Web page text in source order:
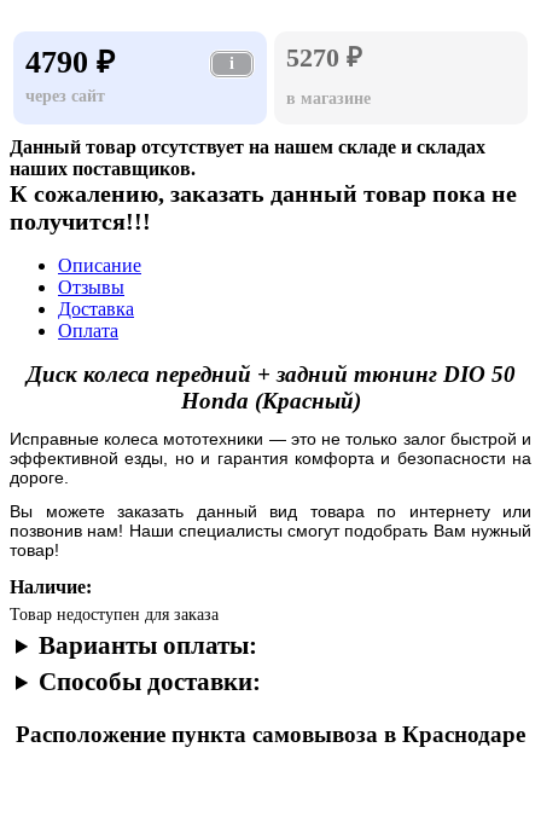
4790 ₽
i
через сайт
5270 ₽
в магазине
Данный товар отсутствует на нашем складе и складах
наших поставщиков.
К сожалению, заказать данный товар пока не
получится!!!
Описание
Отзывы
Доставка
Оплата
Диск колеса передний + задний тюнинг DIO 50
Honda (Красный)
Исправные колеса мототехники — это не только залог быстрой и
эффективной езды, но и гарантия комфорта и безопасности на
дороге.
Вы можете заказать данный вид товара по интернету или
позвонив нам! Наши специалисты смогут подобрать Вам нужный
товар!
Наличие:
Товар недоступен для заказа
Варианты оплаты:
Способы доставки:
Расположение пункта самовывоза в Краснодаре